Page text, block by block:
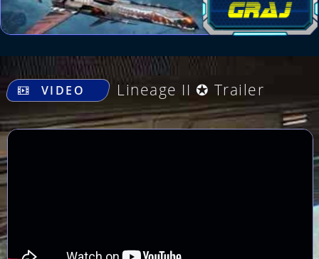
.
VIDEO
Lineage II ✪ Trailer